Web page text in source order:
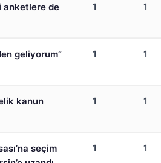
anketlere de
1 1
geliyorum”
1 1
kanun
1 1
seçim
1 1